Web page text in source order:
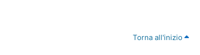
Torna all'inizio